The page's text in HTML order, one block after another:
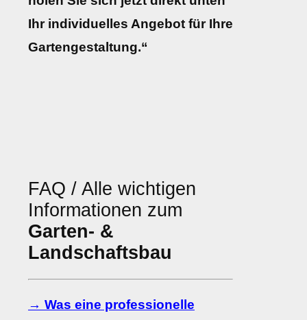
Ihr individuelles Angebot für Ihre
Gartengestaltung.“
FAQ / Alle wichtigen
Informationen zum
Garten- &
Landschaftsbau
→ Was eine professionelle